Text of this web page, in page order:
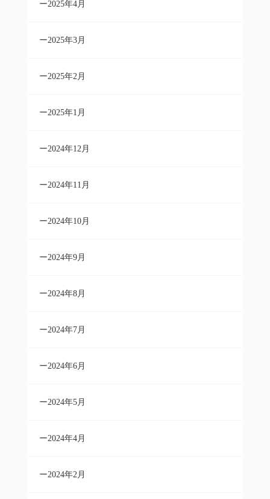
2025年4月
2025年3月
2025年2月
2025年1月
2024年12月
2024年11月
2024年10月
2024年9月
2024年8月
2024年7月
2024年6月
2024年5月
2024年4月
2024年2月